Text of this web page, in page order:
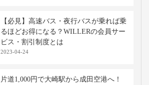
【必見】高速バス・夜行バスが乗れば乗
るほどお得になる？WILLERの会員サー
ビス・割引制度とは
2023-04-24
片道1,000円で大崎駅から成田空港へ！